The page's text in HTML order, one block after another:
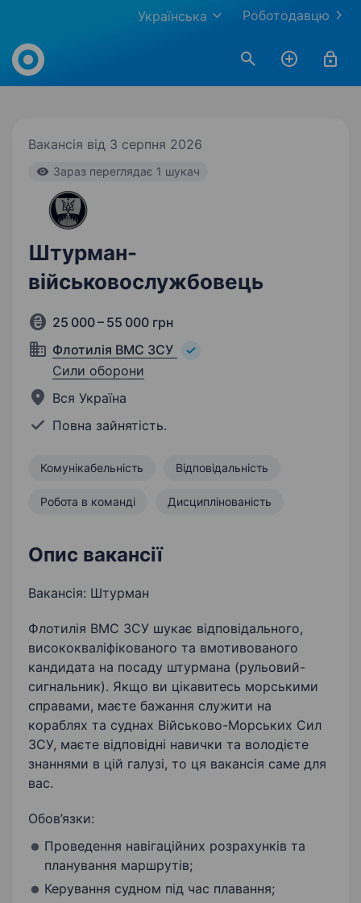
Роботодавцю
Українська
Work.ua
Вакансія від 3 серпня 2026
Зараз переглядає 1 шукач
Штурман-
військовослужбовець
25 000 – 55 000 грн
Флотилія ВМС ЗСУ
Сили оборони
Вся Україна
Повна зайнятість.
Комунікабельність Відповідальність
Робота в команді Дисциплінованість
Опис вакансії
Вакансія: Штурман
Флотилія ВМС ЗСУ шукає відповідального,
висококваліфікованого та вмотивованого
кандидата на посаду штурмана (рульовий-
сигнальник). Якщо ви цікавитесь морськими
справами, маєте бажання служити на
кораблях та суднах Військово-Морських Сил
ЗСУ, маєте відповідні навички та володієте
знаннями в цій галузі, то ця вакансія саме для
вас.
Обов’язки:
Проведення навігаційних розрахунків та
планування маршрутів;
Керування судном під час плавання;